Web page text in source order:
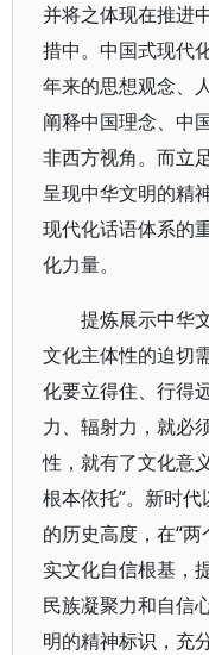
并将之体现在推进
措中。中国式现代
年来的思想观念、
阐释中国理念、中
非西方视角。而立
呈现中华文明的精
现代化话语体系的
化力量。
提炼展示中华
文化主体性的迫切
化要立得住、行得
力、辐射力，就必
性，就有了文化意
根本依托”。新时
的历史高度，在“两
实文化自信根基，
民族凝聚力和自信
明的精神标识，充